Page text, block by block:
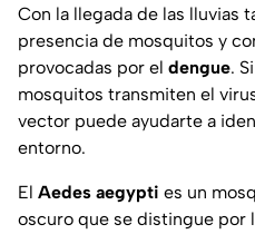
Con la llegada de las lluvias
presencia de mosquitos y
provocadas por el dengue.
mosquitos transmiten el
vector puede ayudarte a
entorno.
El Aedes aegypti es un
oscuro que se distingue por